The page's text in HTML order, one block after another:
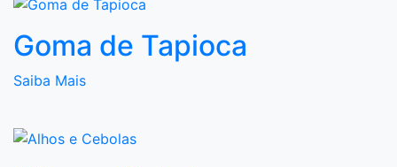
Goma de Tapioca
Saiba Mais